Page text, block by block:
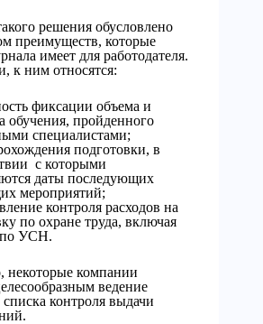
решения обусловлено
преимуществ, которые
имеет для работодателя.
к ним относятся:
фиксации объема и
обучения, пройденного
специалистами;
подготовки, в
с которыми
даты последующих
мероприятий;
контроля расходов на
по охране труда, включая
по УСН.
некоторые компании
ведение
списка контроля выдачи